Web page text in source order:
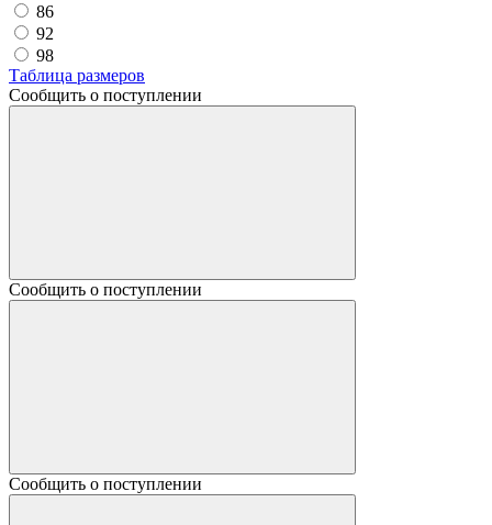
86
92
98
Таблица размеров
Сообщить о поступлении
Сообщить о поступлении
Сообщить о поступлении